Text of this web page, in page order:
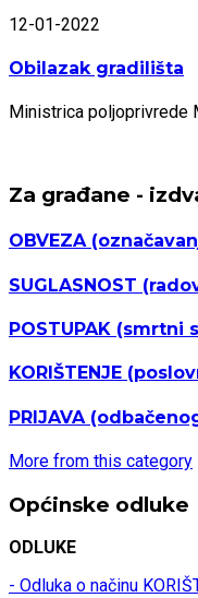
12-01-2022
Obilazak gradilišta
Ministrica poljoprivrede
Za građane -
OBVEZA
SUGLASNOST
POSTUPAK (smrtni
KORIŠTENJE
PRIJAVA
More from this category
Općinske odluke
ODLUKE
- Odluka o načinu